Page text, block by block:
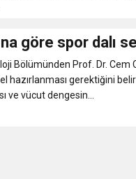
göre spor dalı
Bölümünden Prof. Dr. Cem
hazırlanması gerektiğini
ve vücut dengesin...